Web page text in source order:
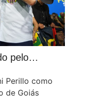
pelo…